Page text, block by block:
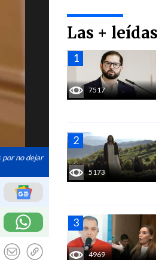
por no dejar
Las + leídas
7517
5173
4969